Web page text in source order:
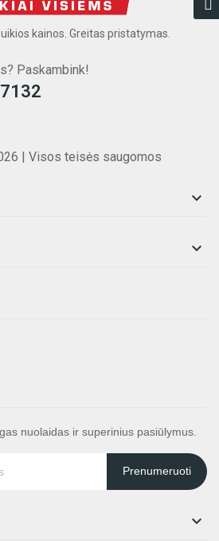
kainos. Greitas pristatymas.
Paskambink!
| Visos teisės saugomos


nuolaidas ir superinius pasiūlymus.
Prenumeruoti
